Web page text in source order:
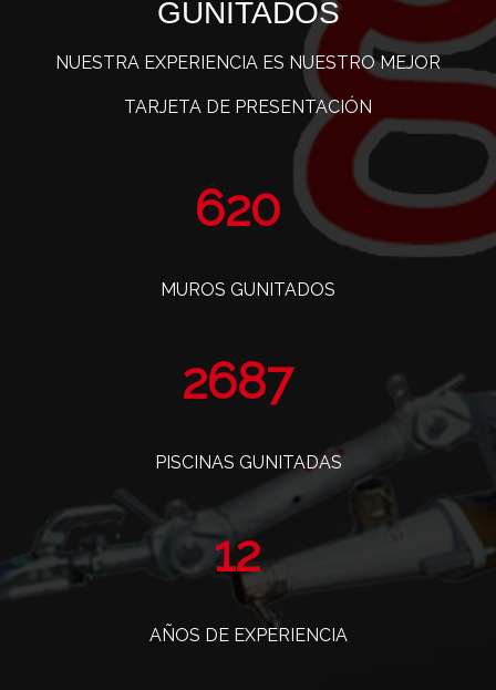
GUNITADOS
NUESTRA EXPERIENCIA ES NUESTRO MEJOR
TARJETA DE PRESENTACIÓN
742
MUROS GUNITADOS
3216
PISCINAS GUNITADAS
14
AÑOS DE EXPERIENCIA